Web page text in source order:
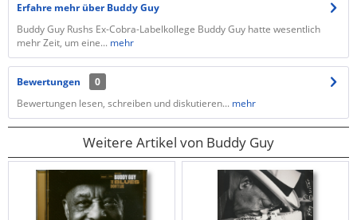
Erfahre mehr über Buddy Guy
Buddy Guy Rushs Ex-Cobra-Labelkollege Buddy Guy hatte wesentlich
mehr Zeit, um eine... mehr
Bewertungen
0
Bewertungen lesen, schreiben und diskutieren... mehr
Weitere Artikel von Buddy Guy